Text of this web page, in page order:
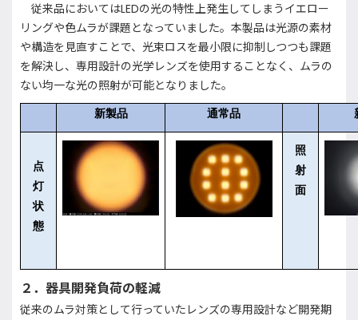
従来品においてはLEDの光の特性上発生してしまうイエロー
リングや色ムラが課題となっていました。本製品は光源の素材
や構造を見直すことで、光束ロスを最小限に抑制しつつも課題
を解決し、専用設計の光学レンズを使用することなく、ムラの
ない均一な光の照射が可能となりました。
新製品 通常品
点
灯
状
態
照
射
面
２．器具開発負荷の軽減
従来のムラ対策として行っていたレンズの専用設計など開発期